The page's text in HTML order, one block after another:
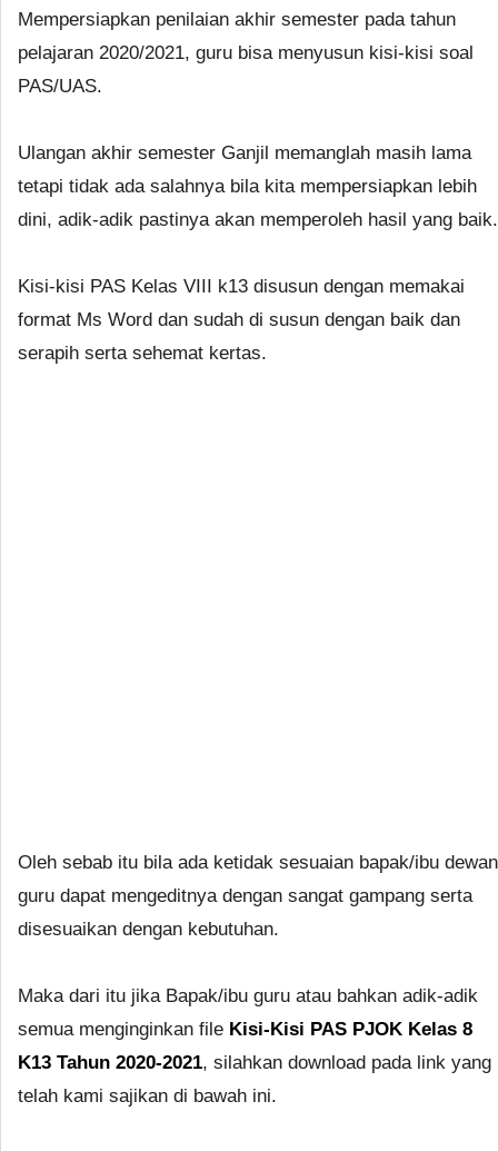
Mempersiapkan penilaian akhir semester pada tahun
pelajaran 2020/2021, guru bisa menyusun kisi-kisi soal
PAS/UAS.
Ulangan akhir semester Ganjil memanglah masih lama
tetapi tidak ada salahnya bila kita mempersiapkan lebih
dini, adik-adik pastinya akan memperoleh hasil yang baik.
Kisi-kisi PAS Kelas VIII k13 disusun dengan memakai
format Ms Word dan sudah di susun dengan baik dan
serapih serta sehemat kertas.
Oleh sebab itu bila ada ketidak sesuaian bapak/ibu dewan
guru dapat mengeditnya dengan sangat gampang serta
disesuaikan dengan kebutuhan.
Maka dari itu jika Bapak/ibu guru atau bahkan adik-adik
semua menginginkan file Kisi-Kisi PAS PJOK Kelas 8
K13 Tahun 2020-2021, silahkan download pada link yang
telah kami sajikan di bawah ini.